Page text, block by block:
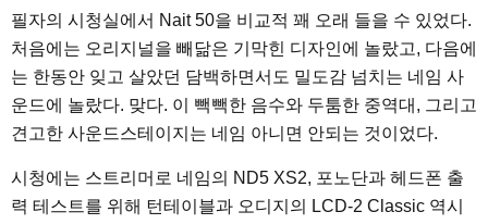
필자의 시청실에서 Nait 50을 비교적 꽤 오래 들을 수 있었다.
처음에는 오리지널을 빼닮은 기막힌 디자인에 놀랐고, 다음에
는 한동안 잊고 살았던 담백하면서도 밀도감 넘치는 네임 사
운드에 놀랐다. 맞다. 이 빽빽한 음수와 두툼한 중역대, 그리고
견고한 사운드스테이지는 네임 아니면 안되는 것이었다.
시청에는 스트리머로 네임의 ND5 XS2, 포노단과 헤드폰 출
력 테스트를 위해 턴테이블과 오디지의 LCD-2 Classic 역시